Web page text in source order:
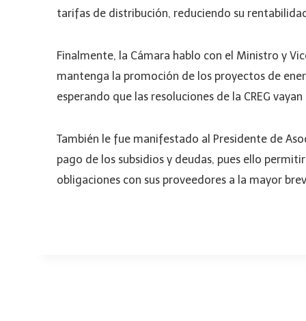
tarifas de distribución, reduciendo su
Finalmente, la Cámara hablo con el Ministro y
mantenga la promoción de los proyectos de
esperando que las resoluciones de la CREG
También le fue manifestado al Presidente de
pago de los subsidios y deudas, pues ello
obligaciones con sus proveedores a la mayor